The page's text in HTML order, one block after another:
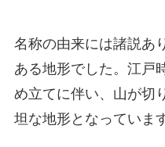
名称の由来には諸説あ
ある地形でした。江戸
め立てに伴い、山が切
坦な地形となっていま